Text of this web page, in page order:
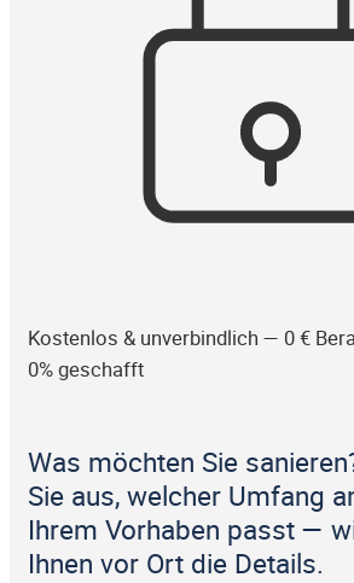
Kostenlos & unverbindlich — 0 €
0% geschafft
Was möchten Sie
Sie aus, welcher Umfang
Ihrem Vorhaben passt —
Ihnen vor Ort die Details.